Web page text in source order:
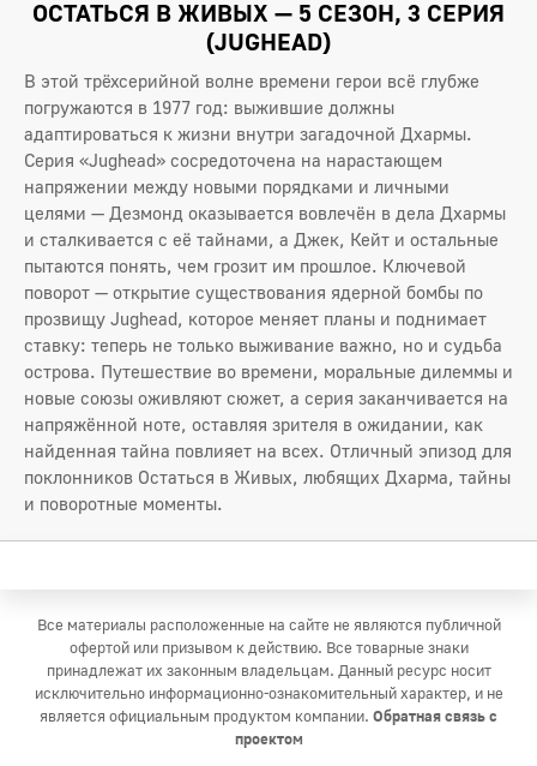
ОСТАТЬСЯ В ЖИВЫХ — 5 СЕЗОН, 3 СЕРИЯ
(JUGHEAD)
В этой трёхсерийной волне времени герои всё глубже
погружаются в 1977 год: выжившие должны
адаптироваться к жизни внутри загадочной Дхармы.
Серия «Jughead» сосредоточена на нарастающем
напряжении между новыми порядками и личными
целями — Дезмонд оказывается вовлечён в дела Дхармы
и сталкивается с её тайнами, а Джек, Кейт и остальные
пытаются понять, чем грозит им прошлое. Ключевой
поворот — открытие существования ядерной бомбы по
прозвищу Jughead, которое меняет планы и поднимает
ставку: теперь не только выживание важно, но и судьба
острова. Путешествие во времени, моральные дилеммы и
новые союзы оживляют сюжет, а серия заканчивается на
напряжённой ноте, оставляя зрителя в ожидании, как
найденная тайна повлияет на всех. Отличный эпизод для
поклонников Остаться в Живых, любящих Дхарма, тайны
и поворотные моменты.
Все материалы расположенные на сайте не являются публичной
офертой или призывом к действию. Все товарные знаки
принадлежат их законным владельцам. Данный ресурс носит
исключительно информационно-ознакомительный характер, и не
является официальным продуктом компании. Обратная связь с
проектом